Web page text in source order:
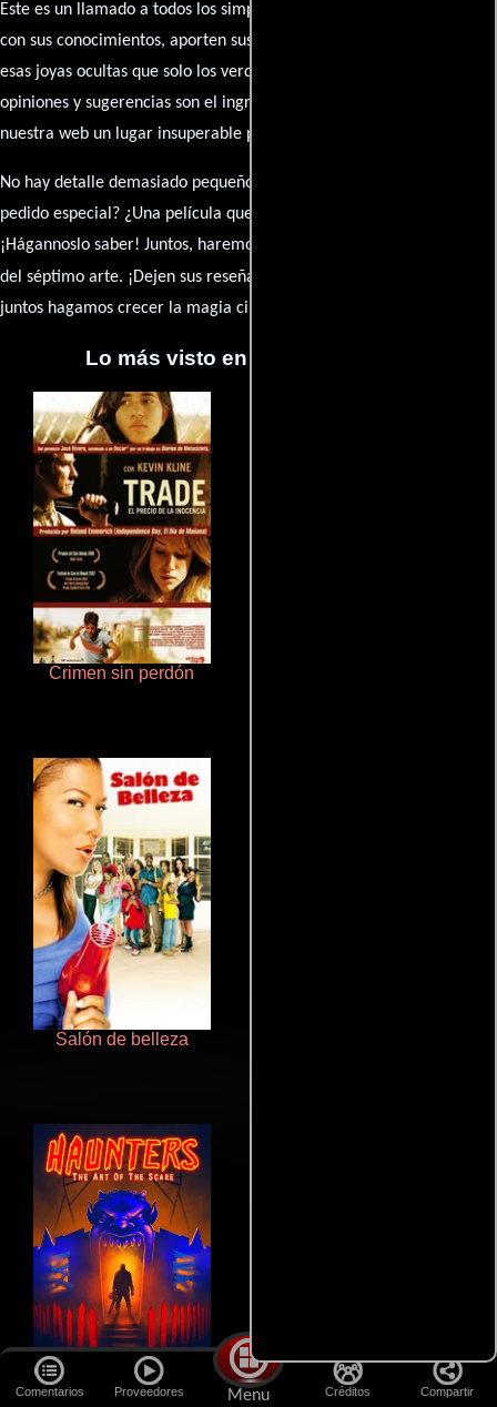
Comentarios Proveedores Menu Créditos Compartir
Este es un llamado a todos los simpatizantes del cine: contribuyan
con sus conocimientos, aporten sus descubrimientos y compartan
esas joyas ocultas que solo los verdaderos fanáticos conocen. Sus
opiniones y sugerencias son el ingrediente secreto que hará de
nuestra web un lugar insuperable para los amantes del celuloide.
No hay detalle demasiado pequeño ni opinión insignificante. ¿Algún
pedido especial? ¿Una película que sueñas con ver reseñada?
¡Hágannoslo saber! Juntos, haremos de esta comunidad el epicentro
del séptimo arte. ¡Dejen sus reseña en la
juntos hagamos crecer la magia cinematográfica!
Lo más visto en Cineyseries.net
Crimen sin perdón
Salón de belleza